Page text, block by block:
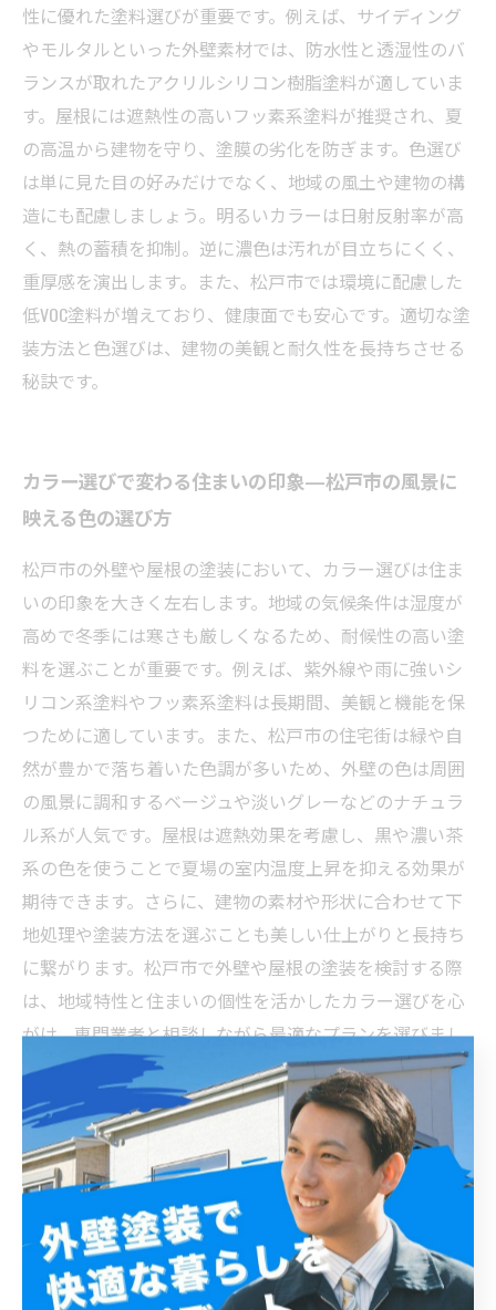
性に優れた塗料選びが重要です。例えば、サイディング
やモルタルといった外壁素材では、防水性と透湿性のバ
ランスが取れたアクリルシリコン樹脂塗料が適していま
す。屋根には遮熱性の高いフッ素系塗料が推奨され、夏
の高温から建物を守り、塗膜の劣化を防ぎます。色選び
は単に見た目の好みだけでなく、地域の風土や建物の構
造にも配慮しましょう。明るいカラーは日射反射率が高
く、熱の蓄積を抑制。逆に濃色は汚れが目立ちにくく、
重厚感を演出します。また、松戸市では環境に配慮した
低VOC塗料が増えており、健康面でも安心です。適切な塗
装方法と色選びは、建物の美観と耐久性を長持ちさせる
秘訣です。
カラー選びで変わる住まいの印象—松戸市の風景に
映える色の選び方
松戸市の外壁や屋根の塗装において、カラー選びは住ま
いの印象を大きく左右します。地域の気候条件は湿度が
高めで冬季には寒さも厳しくなるため、耐候性の高い塗
料を選ぶことが重要です。例えば、紫外線や雨に強いシ
リコン系塗料やフッ素系塗料は長期間、美観と機能を保
つために適しています。また、松戸市の住宅街は緑や自
然が豊かで落ち着いた色調が多いため、外壁の色は周囲
の風景に調和するベージュや淡いグレーなどのナチュラ
ル系が人気です。屋根は遮熱効果を考慮し、黒や濃い茶
系の色を使うことで夏場の室内温度上昇を抑える効果が
期待できます。さらに、建物の素材や形状に合わせて下
地処理や塗装方法を選ぶことも美しい仕上がりと長持ち
に繋がります。松戸市で外壁や屋根の塗装を検討する際
は、地域特性と住まいの個性を活かしたカラー選びを心
がけ、専門業者と相談しながら最適なプランを選びまし
ょう。
メンテナンスと仕上げのポイント—長持ちする外壁
屋根塗装の実現へ
松戸市は湿度が高く、雨も多いため、外壁や屋根の塗装
には耐水性と防カビ効果を持つ塗料の選択が重要です。